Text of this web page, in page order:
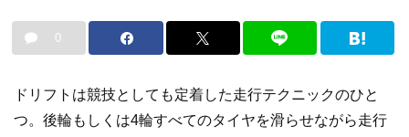
0
ドリフトは競技としても定着した走行テクニックのひと
つ。後輪もしくは4輪すべてのタイヤを滑らせながら走行